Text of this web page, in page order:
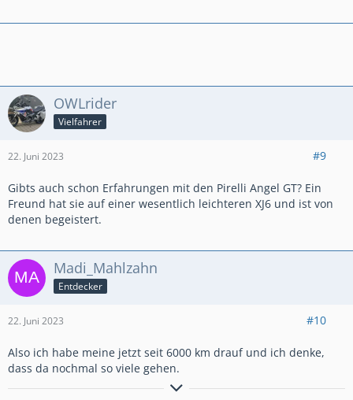
OWLrider
Vielfahrer
22. Juni 2023 #9
Gibts auch schon Erfahrungen mit den Pirelli Angel GT? Ein
Freund hat sie auf einer wesentlich leichteren XJ6 und ist von
denen begeistert.
Madi_Mahlzahn
Entdecker
22. Juni 2023 #10
Also ich habe meine jetzt seit 6000 km drauf und ich denke,
dass da nochmal so viele gehen.
LG Markus